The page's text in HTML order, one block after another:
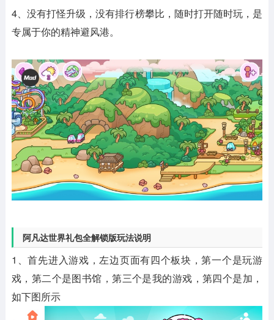
4、没有打怪升级，没有排行榜攀比，随时打开随时玩，是
专属于你的精神避风港。
阿凡达世界礼包全解锁版玩法说明
1、首先进入游戏，左边页面有四个板块，第一个是玩游
戏，第二个是图书馆，第三个是我的游戏，第四个是加，
如下图所示